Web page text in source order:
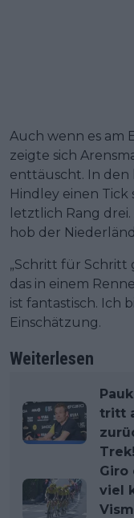
Auch wenn es am
zeigte sich
enttäuscht. In den
Hindley einen
letztlich Rang
hob der
„Schritt für Schritt
das in einem
ist fantastisch. Ich
Einschätzung.
Weiterlesen
tritt
Trek!
Giro
viel